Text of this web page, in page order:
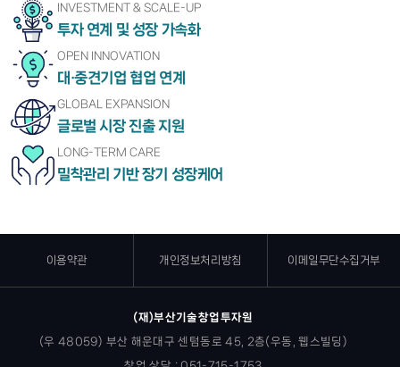
INVESTMENT & SCALE-UP
투자 연계 및 성장 가속화
OPEN INNOVATION
대·중견기업 협업 연계
GLOBAL EXPANSION
글로벌 시장 진출 지원
LONG-TERM CARE
밀착관리 기반 장기 성장케어
이용약관 개인정보처리방침 이메일무단수집거부
(재)부산기술창업투자원
(우 48059) 부산 해운대구 센텀동로 45, 2층(우동, 웹스빌딩)